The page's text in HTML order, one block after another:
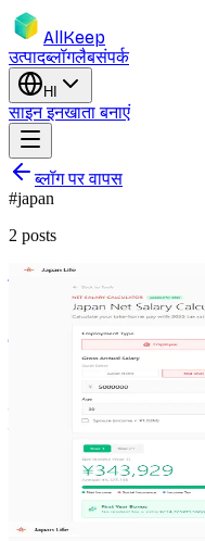
AllKeep
उत्पादब्लॉगलैबसंपर्क
HI
साइन इनखाता बनाएं
ब्लॉग पर वापस
#japan
2 posts
japansalary-calculator
Japan Life
हाउसिंग गाइड
Japan Life Hub के लिए नए
सटीक 2025 टैक्स कैलकुलेटर,
4 दिस॰ 2025Rodion
product-launch